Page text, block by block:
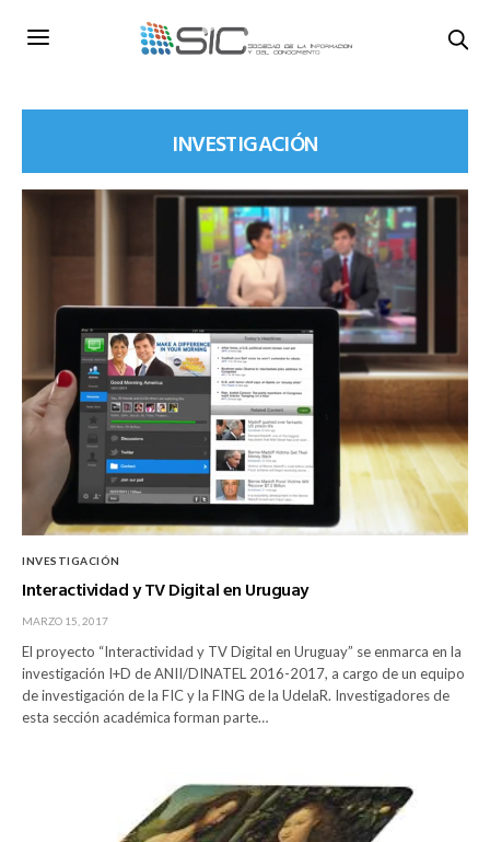
INVESTIGACIÓN
INVESTIGACIÓN
Interactividad y TV Digital en Uruguay
MARZO 15, 2017
El proyecto “Interactividad y TV Digital en Uruguay” se enmarca en la
investigación I+D de ANII/DINATEL 2016-2017, a cargo de un equipo
de investigación de la FIC y la FING de la UdelaR. Investigadores de
esta sección académica forman parte…